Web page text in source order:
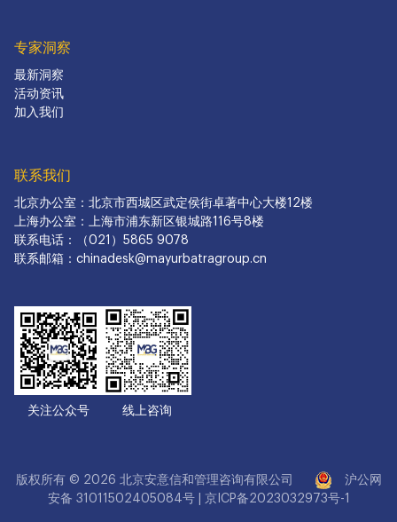
专家洞察
最新洞察
活动资讯
加入我们
联系我们
北京办公室：北京市西城区武定侯街卓著中心大楼12楼
上海办公室：上海市浦东新区银城路116号8楼
联系电话：（021）5865 9078
联系邮箱：chinadesk@mayurbatragroup.cn
关注公众号 线上咨询
版权所有 © 2026 北京安意信和管理咨询有限公司
沪公网
安备 31011502405084号| 京ICP备2023032973号-1